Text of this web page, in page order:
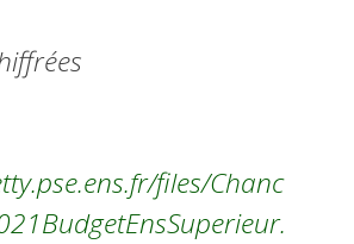
files/Chanc